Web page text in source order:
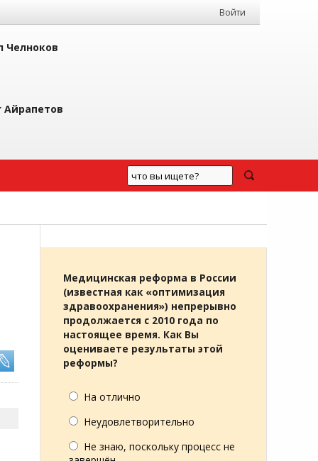
Войти
Челноков
Айрапетов
Медицинская реформа в России
(известная как «оптимизация
здравоохранения») непрерывно
продолжается с 2010 года по
настоящее время. Как Вы
оцениваете результаты этой
реформы?
На отлично
Неудовлетворительно
Не знаю, поскольку процесс не